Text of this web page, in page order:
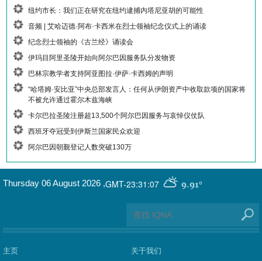
纽约市长：我们正在研究在纽约逮捕内塔尼亚胡的可能性
音频 | 艾哈迈德·阿布·卡西米在烈士领袖纪念仪式上的诵读
纪念烈士领袖的《古兰经》诵读会
伊玛目阿里圣陵开始向阿尔巴因服务队分发物资
巴林宗教学者支持阿亚图拉·伊萨·卡西姆的声明
“哈塔姆·安比亚”中央总部发言人：任何从伊朗资产中收取款项的国家将
不被允许通过霍尔木兹海峡
卡尔巴拉圣陵注册超13,500个阿尔巴因服务与哀悼仪仗队
西班牙夺冠受到伊斯兰国家民众欢迎
阿尔巴因朝觐登记人数突破130万
GMT-23:31:07 9.91°
Thursday 06 August 2026 ,
主页 关于我们